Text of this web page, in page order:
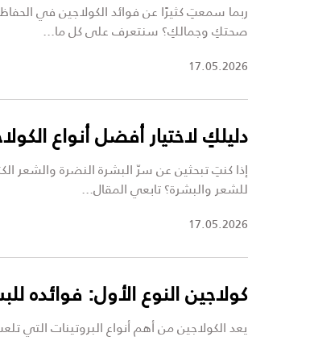
ربما سمعتِ كثيرًا عن فوائد الكولاجين في
صحتكِ وجمالكِ؟ سنتعرف على كل ما...
17.05.2026
دليلكِ لاختيار أفضل أنواع
إذا كنتِ تبحثين عن سرّ البشرة النضرة والشعر
للشعر والبشرة؟ تابعي المقال...
17.05.2026
كولاجين النوع الأول: فوائده